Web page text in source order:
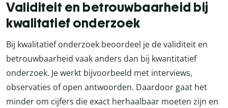
Validiteit en betrouwbaarheid bij
kwalitatief onderzoek
Bij kwalitatief onderzoek beoordeel je de validiteit en
betrouwbaarheid vaak anders dan bij kwantitatief
onderzoek. Je werkt bijvoorbeeld met interviews,
observaties of open antwoorden. Daardoor gaat het
minder om cijfers die exact herhaalbaar moeten zijn en